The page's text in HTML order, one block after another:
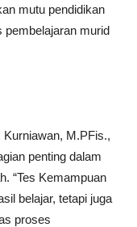
mutu pendidikan
pembelajaran murid
M.PFis.,
penting dalam
“Tes Kemampuan
belajar, tetapi juga
proses